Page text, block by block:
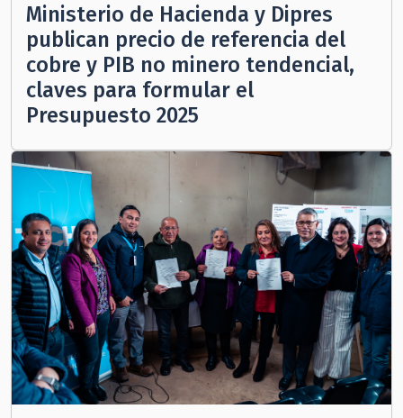
Ministerio de Hacienda y Dipres
publican precio de referencia del
cobre y PIB no minero tendencial,
claves para formular el
Presupuesto 2025